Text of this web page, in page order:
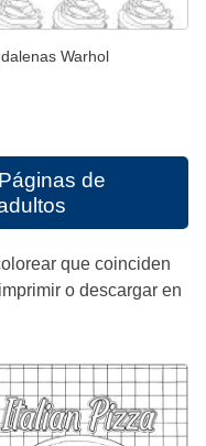
Warhol
Páginas de
que coinciden
o descargar en